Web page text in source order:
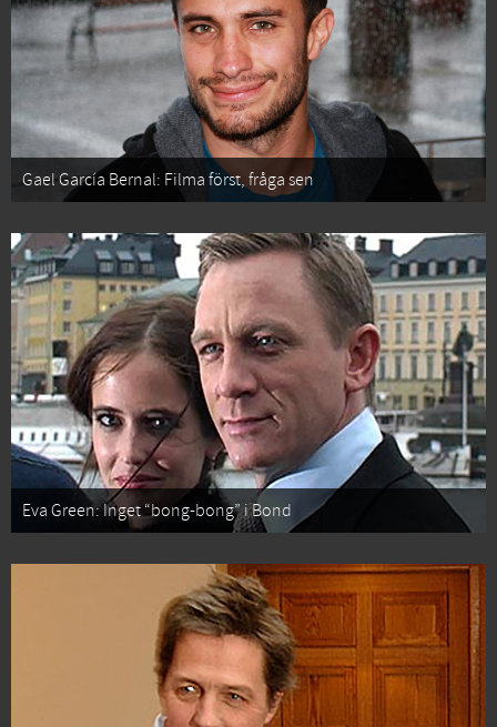
Gael García Bernal: Filma först, fråga sen
Eva Green: Inget “bong-bong” i Bond